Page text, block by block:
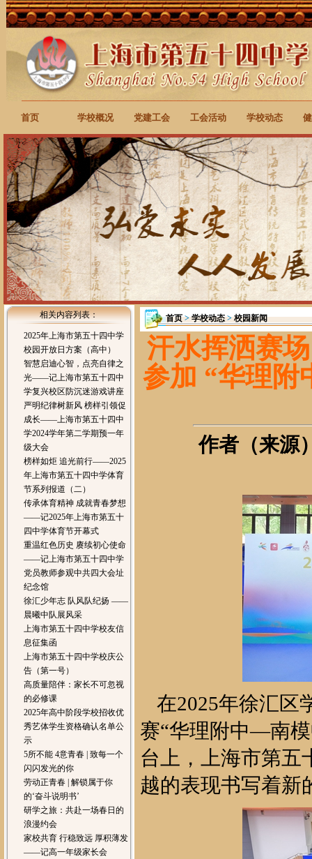
首页 学校概况 党建工会 工会活动 学校动态
相关内容列表：
2025年上海市第五十四中学
校园开放日方案（高中）
智慧启迪心智，点亮自律之
光——记上海市第五十四中
学复兴校区防沉迷游戏讲座
严明纪律树新风 榜样引领促
成长——上海市第五十四中
学2024学年第二学期预一年
级大会
榜样如炬 追光前行——2025
年上海市第五十四中学体育
节系列报道（二）
传承体育精神 成就青春梦想
——记2025年上海市第五十
四中学体育节开幕式
重温红色历史 赓续初心使命
——记上海市第五十四中学
党员教师参观中共四大会址
纪念馆
徐汇少年志 队风队纪扬 ——
晨曦中队展风采
上海市第五十四中学校友信
息征集函
上海市第五十四中学校庆公
告（第一号）
高质量陪伴：家长不可忽视
的必修课
2025年高中阶段学校招收优
秀艺体学生资格确认名单公
示
5所不能 4意青春 | 致每一个
闪闪发光的你
劳动正青春 | 解锁属于你
的‘奋斗说明书’
研学之旅：共赴一场春日的
浪漫约会
家校共育 行稳致远 厚积薄发
——记高一年级家长会
首页>学校动态>校园新闻
汗水挥洒赛
参加 “华理
作者（来源
在2025年徐汇区
赛“华理附中—南
台上，上海市第五
越的表现书写着新